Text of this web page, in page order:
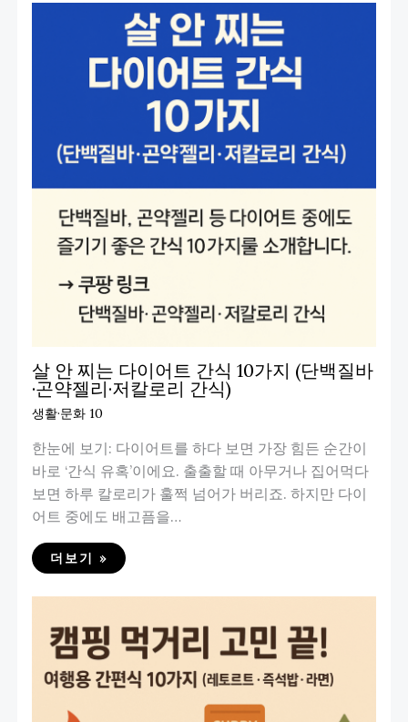
살 안 찌는 다이어트 간식 10가지 (단백질바
·곤약젤리·저칼로리 간식)
생활·문화 10
한눈에 보기: 다이어트를 하다 보면 가장 힘든 순간이
바로 ‘간식 유혹’이에요. 출출할 때 아무거나 집어먹다
보면 하루 칼로리가 훌쩍 넘어가 버리죠. 하지만 다이
어트 중에도 배고픔을…
더보기 »